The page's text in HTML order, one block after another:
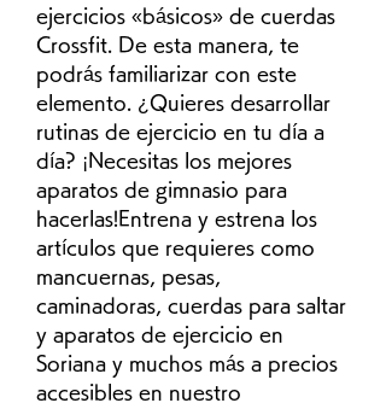
ejercicios «básicos» de cuerdas
Crossfit. De esta manera, te
podrás familiarizar con este
elemento. ¿Quieres desarrollar
rutinas de ejercicio en tu día a
día? ¡Necesitas los mejores
aparatos de gimnasio para
hacerlas!Entrena y estrena los
artículos que requieres como
mancuernas, pesas,
caminadoras, cuerdas para saltar
y aparatos de ejercicio en
Soriana y muchos más a precios
accesibles en nuestro